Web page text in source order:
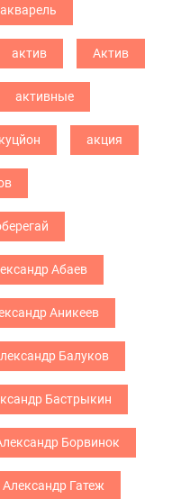
акварель
актив Актив
активные
акция
Абаев
Аникеев
Балуков
Бастрыкин
Борвинок
Александр Гатеж